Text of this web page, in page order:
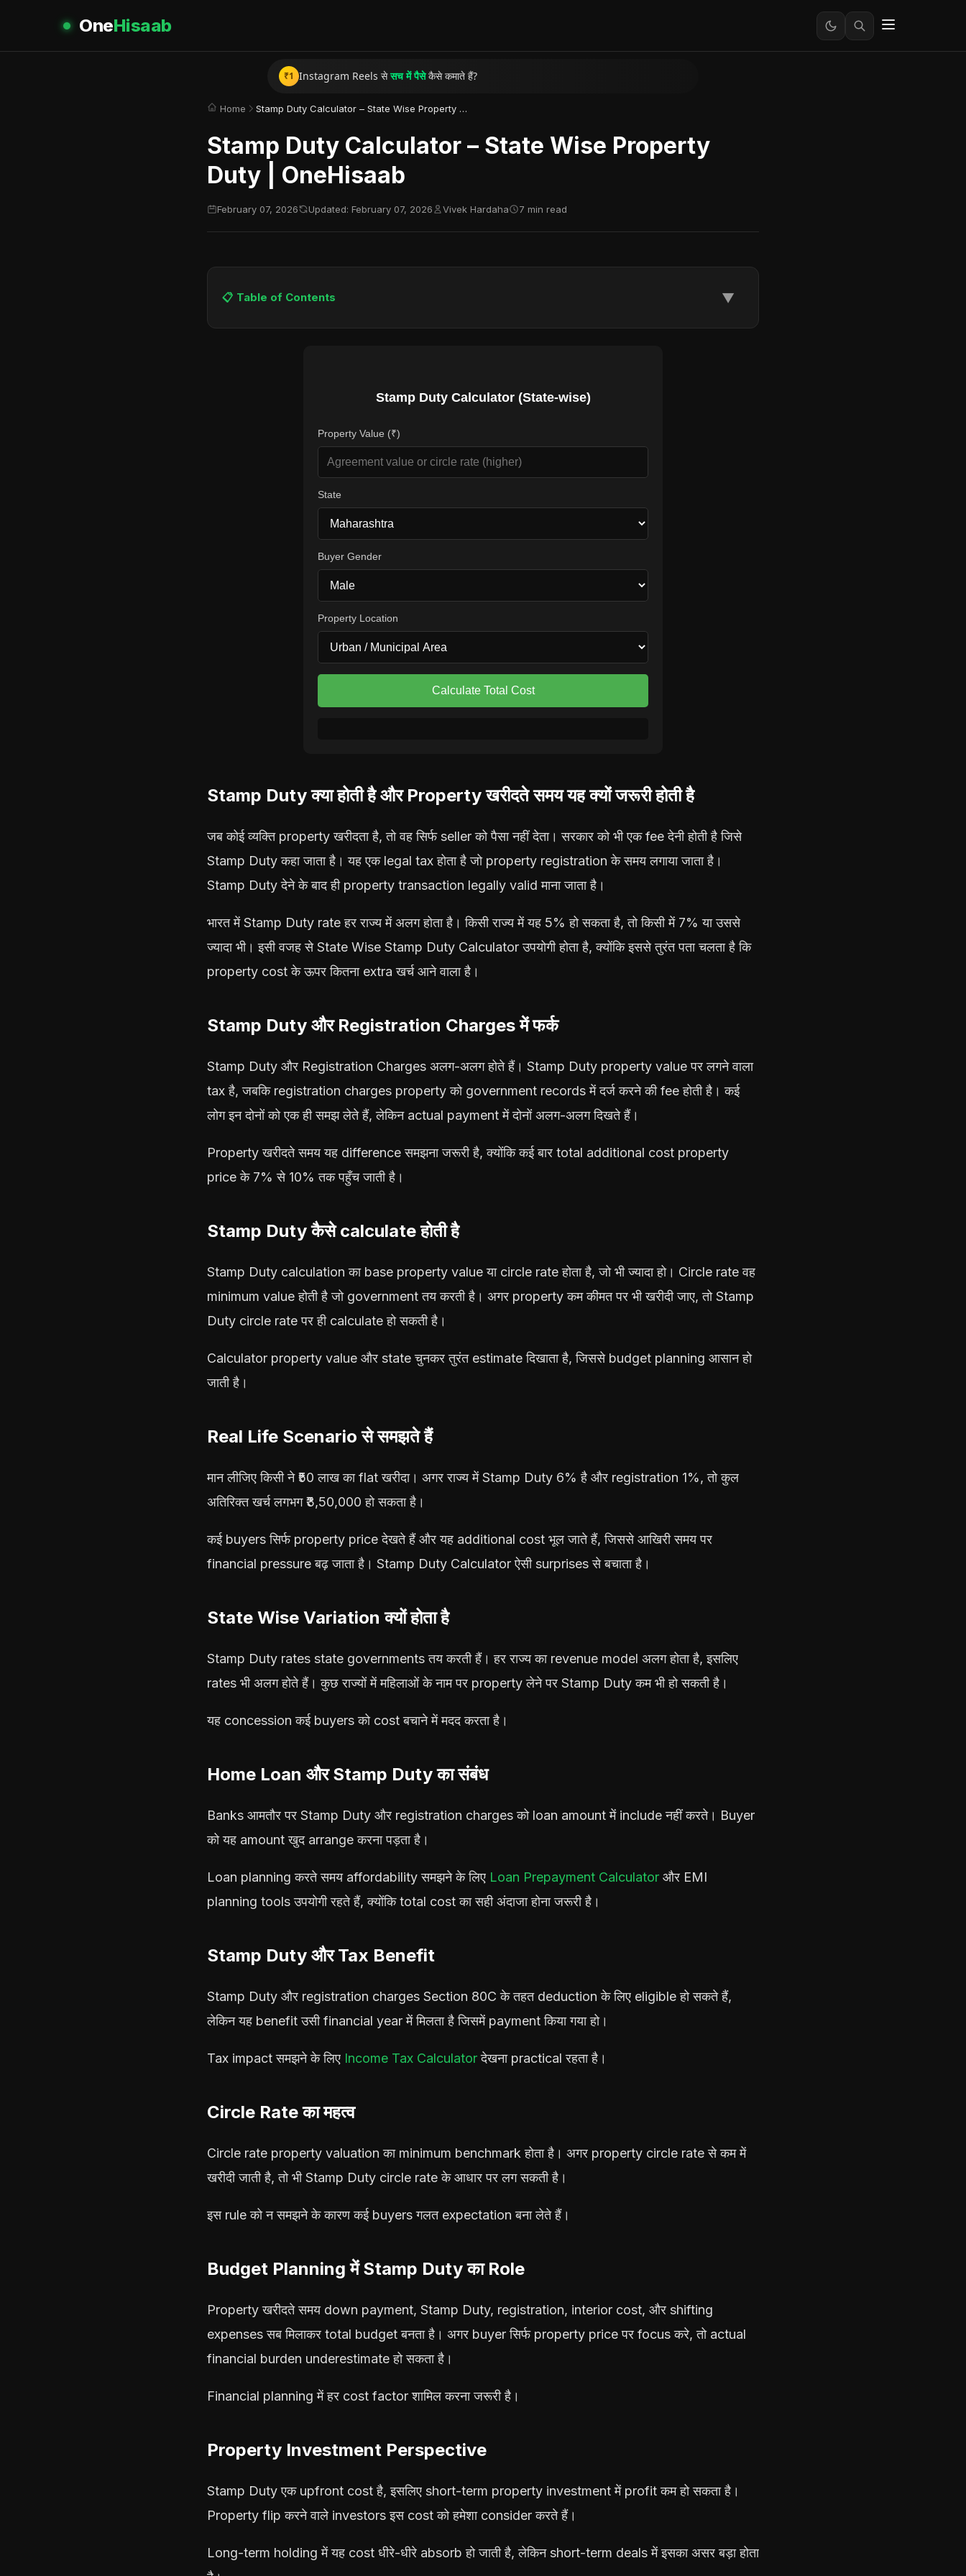
OneHisaab
₹1 Instagram Reels सेसच में पैसेकैसे कमाते हैं?
गरीब से अमीर बनने कीसच्ची कहानी
Home Stamp Duty Calculator – State Wise Property Duty | OneHisaab
Stamp Duty Calculator – State Wise Property
Duty | OneHisaab
February 07, 2026 Updated: February 07, 2026 Vivek Hardaha 7 min read
📋 Table of Contents ▼
Stamp Duty Calculator (State-wise)
Property Value (₹)
State
Buyer Gender
Property Location
Calculate Total Cost
Stamp Duty क्या होती है और Property खरीदते समय यह क्यों जरूरी होती है
जब कोई व्यक्ति property खरीदता है, तो वह सिर्फ seller को पैसा नहीं देता। सरकार को भी एक fee देनी होती है जिसे
Stamp Duty कहा जाता है। यह एक legal tax होता है जो property registration के समय लगाया जाता है।
Stamp Duty देने के बाद ही property transaction legally valid माना जाता है।
भारत में Stamp Duty rate हर राज्य में अलग होता है। किसी राज्य में यह 5% हो सकता है, तो किसी में 7% या उससे
ज्यादा भी। इसी वजह से State Wise Stamp Duty Calculator उपयोगी होता है, क्योंकि इससे तुरंत पता चलता है कि
property cost के ऊपर कितना extra खर्च आने वाला है।
Stamp Duty और Registration Charges में फर्क
Stamp Duty और Registration Charges अलग-अलग होते हैं। Stamp Duty property value पर लगने वाला
tax है, जबकि registration charges property को government records में दर्ज करने की fee होती है। कई
लोग इन दोनों को एक ही समझ लेते हैं, लेकिन actual payment में दोनों अलग-अलग दिखते हैं।
Property खरीदते समय यह difference समझना जरूरी है, क्योंकि कई बार total additional cost property
price के 7% से 10% तक पहुँच जाती है।
Stamp Duty कैसे calculate होती है
Stamp Duty calculation का base property value या circle rate होता है, जो भी ज्यादा हो। Circle rate वह
minimum value होती है जो government तय करती है। अगर property कम कीमत पर भी खरीदी जाए, तो Stamp
Duty circle rate पर ही calculate हो सकती है।
Calculator property value और state चुनकर तुरंत estimate दिखाता है, जिससे budget planning आसान हो
जाती है।
Real Life Scenario से समझते हैं
मान लीजिए किसी ने ₹50 लाख का flat खरीदा। अगर राज्य में Stamp Duty 6% है और registration 1%, तो कुल
अतिरिक्त खर्च लगभग ₹3,50,000 हो सकता है।
कई buyers सिर्फ property price देखते हैं और यह additional cost भूल जाते हैं, जिससे आखिरी समय पर
financial pressure बढ़ जाता है। Stamp Duty Calculator ऐसी surprises से बचाता है।
State Wise Variation क्यों होता है
Stamp Duty rates state governments तय करती हैं। हर राज्य का revenue model अलग होता है, इसलिए
rates भी अलग होते हैं। कुछ राज्यों में महिलाओं के नाम पर property लेने पर Stamp Duty कम भी हो सकती है।
यह concession कई buyers को cost बचाने में मदद करता है।
Home Loan और Stamp Duty का संबंध
Banks आमतौर पर Stamp Duty और registration charges को loan amount में include नहीं करते। Buyer
को यह amount खुद arrange करना पड़ता है।
Loan planning करते समय affordability समझने के लिए Loan Prepayment Calculator और EMI
planning tools उपयोगी रहते हैं, क्योंकि total cost का सही अंदाजा होना जरूरी है।
Stamp Duty और Tax Benefit
Stamp Duty और registration charges Section 80C के तहत deduction के लिए eligible हो सकते हैं,
लेकिन यह benefit उसी financial year में मिलता है जिसमें payment किया गया हो।
Tax impact समझने के लिए Income Tax Calculatorदेखना practical रहता है।
Circle Rate का महत्व
Circle rate property valuation का minimum benchmark होता है। अगर property circle rate से कम में
खरीदी जाती है, तो भी Stamp Duty circle rate के आधार पर लग सकती है।
इस rule को न समझने के कारण कई buyers गलत expectation बना लेते हैं।
Budget Planning में Stamp Duty का Role
Property खरीदते समय down payment, Stamp Duty, registration, interior cost, और shifting
expenses सब मिलाकर total budget बनता है। अगर buyer सिर्फ property price पर focus करे, तो actual
financial burden underestimate हो सकता है।
Financial planning में हर cost factor शामिल करना जरूरी है।
Property Investment Perspective
Stamp Duty एक upfront cost है, इसलिए short-term property investment में profit कम हो सकता है।
Property flip करने वाले investors इस cost को हमेशा consider करते हैं।
Long-term holding में यह cost धीरे-धीरे absorb हो जाती है, लेकिन short-term deals में इसका असर बड़ा होता